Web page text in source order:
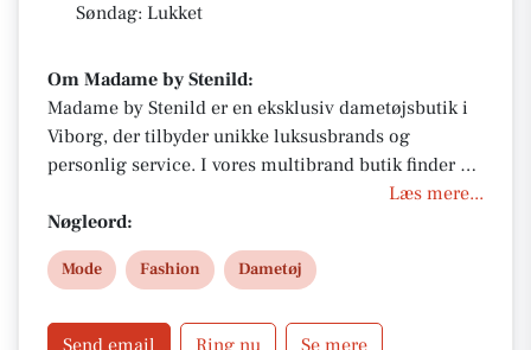
Søndag: Lukket
Om Madame by Stenild:
Madame by Stenild er en eksklusiv dametøjsbutik i
Viborg, der tilbyder unikke luksusbrands og
personlig service. I vores multibrand butik finder du
nøje udvalgte kollektioner til den stilbevidste
kvinde. Besøg os på Sct. Hjultorvgyde 3 eller bestil
dine favoritter med forsendelse – kvalitet og
elegance i hvert eneste køb.
Læs mere...
Nøgleord:
Mode Fashion Dametøj
Send email Ring nu Se mere